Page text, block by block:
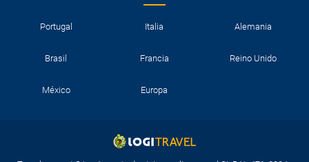
Portugal Italia Alemania
Brasil Francia Reino Unido
México Europa